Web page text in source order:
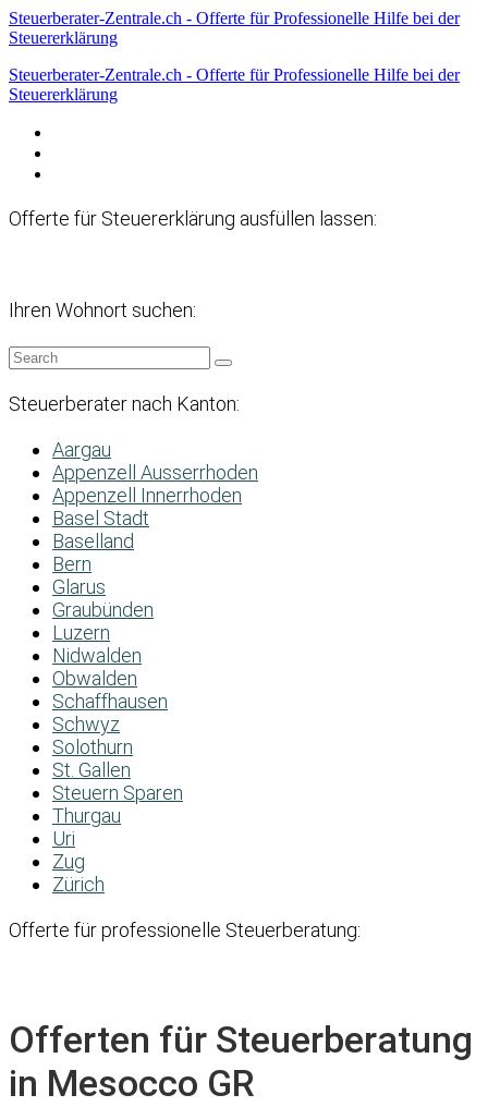
Steuerberater-Zentrale.ch - Offerte für Professionelle Hilfe bei der
Steuererklärung
Steuerberater-Zentrale.ch - Offerte für Professionelle Hilfe bei der
Steuererklärung
Offerte für Steuererklärung ausfüllen lassen:
Ihren Wohnort suchen:
Steuerberater nach Kanton:
Aargau
Appenzell Ausserrhoden
Appenzell Innerrhoden
Basel Stadt
Baselland
Bern
Glarus
Graubünden
Luzern
Nidwalden
Obwalden
Schaffhausen
Schwyz
Solothurn
St. Gallen
Steuern Sparen
Thurgau
Uri
Zug
Zürich
Offerte für professionelle Steuerberatung:
Offerten für Steuerberatung
in Mesocco GR